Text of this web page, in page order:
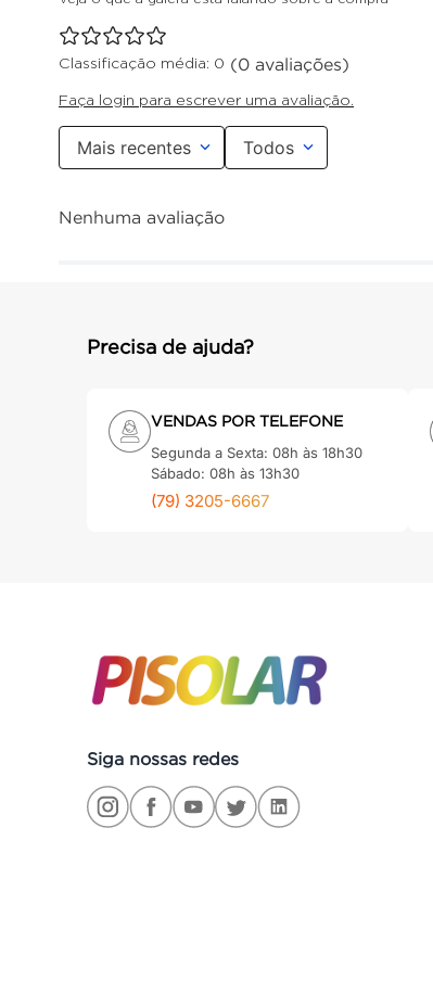
Classificação média: 0 (0 avaliações)
Faça login para escrever uma avaliação.
Mais recentes Todos
Nenhuma avaliação
Precisa de ajuda?
VENDAS POR TELEFONE
Segunda a Sexta: 08h às 18h30
Sábado: 08h às 13h30
(79) 3205-6667
Siga nossas redes